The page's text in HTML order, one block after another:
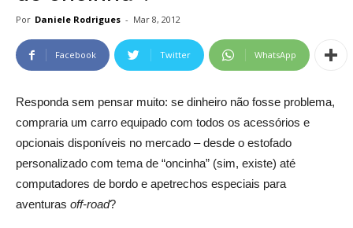
Por Daniele Rodrigues - Mar 8, 2012
Facebook Twitter WhatsApp
Responda sem pensar muito: se dinheiro não fosse problema,
compraria um carro equipado com todos os acessórios e
opcionais disponíveis no mercado – desde o estofado
personalizado com tema de “oncinha” (sim, existe) até
computadores de bordo e apetrechos especiais para
aventuras off-road?